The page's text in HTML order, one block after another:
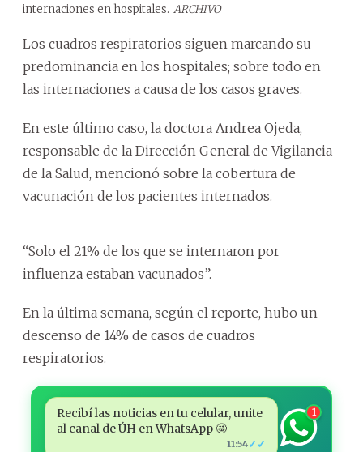
internaciones en hospitales. ARCHIVO
Los cuadros respiratorios siguen marcando su
predominancia en los hospitales; sobre todo en
las internaciones a causa de los casos graves.
En este último caso, la doctora Andrea Ojeda,
responsable de la Dirección General de Vigilancia
de la Salud, mencionó sobre la cobertura de
vacunación de los pacientes internados.
“Solo el 21% de los que se internaron por
influenza estaban vacunados”.
En la última semana, según el reporte, hubo un
descenso de 14% de casos de cuadros
respiratorios.
Recibí las noticias en tu celular, unite
al canal de ÚH en WhatsApp 🤩
11:54✓✓
1